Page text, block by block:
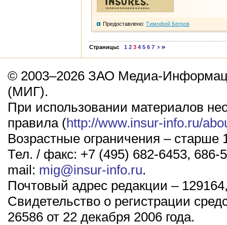
Предоставлено: Тимофей Бегров
Страницы: 1 2 3 4 5 6 7
© 2003–2026 ЗАО Медиа-
(МИГ).
При использовании материалов
правила (http://www.insur-info.ru/
Возрастные ограничения – старше
Тел. / факс: +7 (495) 682-6453, 686-
mail: mig@insur-info.ru.
Почтовый адрес редакции –
Свидетельство о регистрации
26586 от 22 декабря 2006 года.